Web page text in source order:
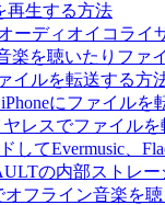
再生する方法
ーディオイコラ
楽を聴いたりファ
イルを転送する方
にファイルを
レスでファイル
てEvermusic、
の内部ストレ
オフライン音楽を